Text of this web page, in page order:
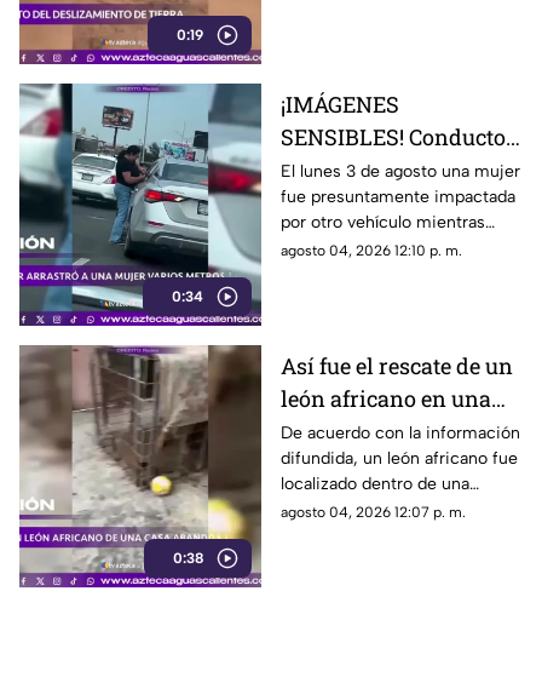
0:19
derrumbes
0:34
¡IMÁGENES
SENSIBLES! Conductor
arrastró a una mujer
varios metros tras
accidente en Monterrey
El lunes 3 de agosto una mujer
fue presuntamente impactada
por otro vehículo mientras
circulaba sobre el paso elevado
agosto 04, 2026 12:10 p. m.
0:38
Así fue el rescate de un
león africano en una
casa abandonada en
Tamaulipas
De acuerdo con la información
difundida, un león africano fue
localizado dentro de una
vivienda abandonada en
agosto 04, 2026 12:07 p. m.